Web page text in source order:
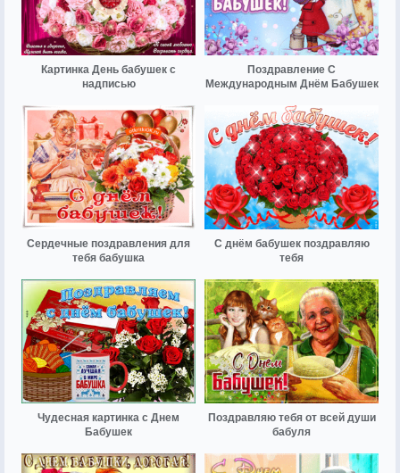
Картинка День бабушек с
надписью
Поздравление С
Международным Днём Бабушек
Сердечные поздравления для
тебя бабушка
С днём бабушек поздравляю
тебя
Чудесная картинка с Днем
Бабушек
Поздравляю тебя от всей души
бабуля